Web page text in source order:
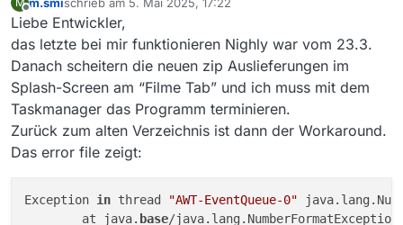
Offline zuletzt editiert von
Liebe Entwickler,
das letzte bei mir funktionieren Nighly war vom 23.3.
Danach scheitern die neuen zip Auslieferungen im
Splash-Screen am “Filme Tab” und ich muss mit dem
Taskmanager das Programm terminieren.
Zurück zum alten Verzeichnis ist dann der Workaround.
Das error file zeigt:
Exception in thread "AWT-EventQueue-0"
	at java.
base/